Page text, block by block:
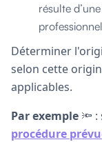
résulte
Déterminer
selon cette
applicables.
Par exemple 🔦
procédure